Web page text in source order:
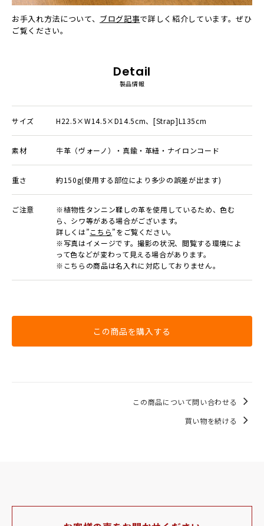
お手入れ方法について、 ブログ記事で詳しく紹介しています。ぜひ
ご覧ください。
Detail
製品情報
サイズ H22.5×W14.5×D14.5cm、[Strap]L135cm
素材 牛革（ヴォーノ）・真鍮・革紐・ナイロンコード
重さ 約150g(使用する部位により多少の誤差が出ます)
ご注意
※植物性タンニン鞣しの革を使用しているため、色む
ら、シワ等がある場合がございます。
詳しくは”こちら”をご覧ください。
※写真はイメージです。撮影の状況、閲覧する環境によ
って⾊などが変わって⾒える場合があります。
※こちらの商品は名入れに対応しておりません。
この商品を購入する
この商品について問い合わせる
買い物を続ける